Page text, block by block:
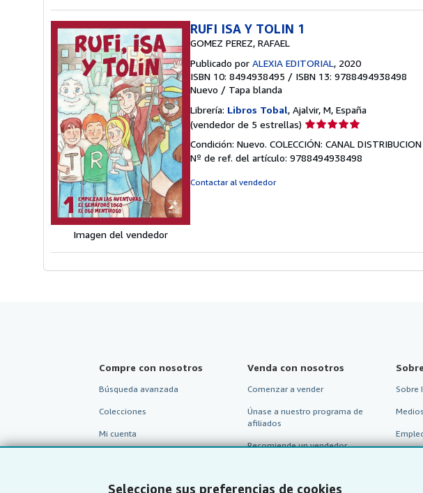
Seleccione sus preferencias de cookies
Imagen del vendedor
RUFI ISA Y TOLIN 1
GOMEZ PEREZ, RAFAEL
Publicado por ALEXIA EDITORIAL, 2020
ISBN 10: 8494938495 / ISBN 13: 9788494938498
Nuevo / Tapa blanda
Librería: Libros Tobal, Ajalvir, M, España
(vendedor de 5 estrellas) Calificación
del
vendedor:
5
Condición: Nuevo. COLECCIÓN: CANAL
Nº de ref. del artículo: 9788494938498
Contactar al vendedor
Compre con nosotros
Búsqueda avanzada
Colecciones
Mi cuenta
Venda con nosotros
Comenzar a vender
Únase a nuestro programa de
afiliados
Recomiende un vendedor
Sobre
Medios